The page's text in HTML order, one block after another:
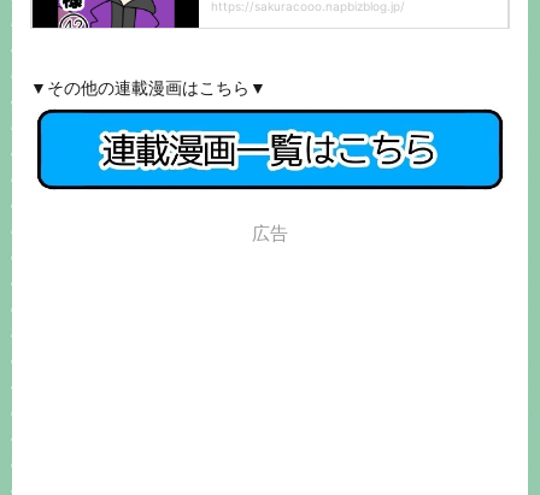
▼その他の連載漫画はこちら▼
広告